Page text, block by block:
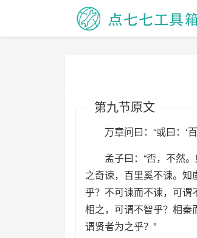
第九节原文
万章问曰：“或曰：‘百
孟子曰：“否，不然。
之奇谏，百里奚不谏。
乎？不可谏而不谏，可谓
相之，可谓不智乎？相秦
谓贤者为之乎？”